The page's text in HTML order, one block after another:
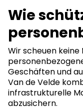
Wie
Wir scheuen
Geschäften und
Van de Velde
infrastrukturelle
abzusichern.